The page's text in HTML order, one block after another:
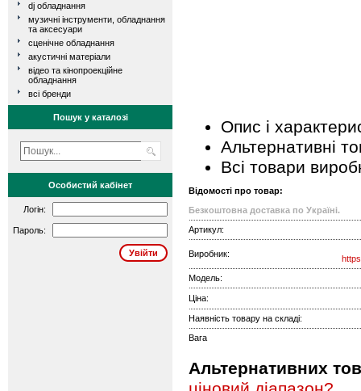
dj обладнання
музичні інструменти, обладнання
та аксесуари
сценічне обладнання
акустичні матеріали
відео та кінопроекційне
обладнання
всі бренди
Пошук у каталозі
Особистий кабінет
Логін:
Пароль:
Опис і
Альтернативні
Всі товари
Відомості про товар:
Безкоштовна доставка по Україні.
Артикул:
Виробник:
Модель:
Ціна:
Наявність товару на складі:
Вага
Альтернативних